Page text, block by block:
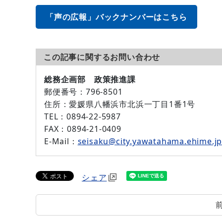
「声の広報」バックナンバーはこちら
この記事に関するお問い合わせ
総務企画部 政策推進課
郵便番号： 796-8501
住所：愛媛県八幡浜市北浜一丁目1番1号
TEL：0894-22-5987
FAX：0894-21-0409
E-Mail： seisaku@city.yawatahama.ehime.jp
シェア